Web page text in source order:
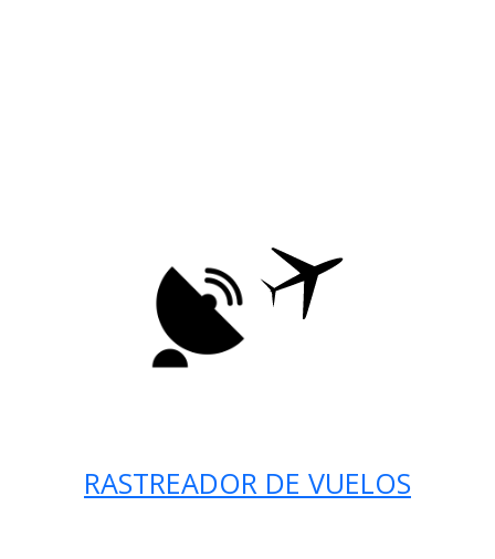
RASTREADOR DE VUELOS